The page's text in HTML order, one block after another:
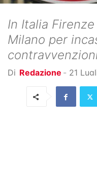
In Italia
Milano per
Di Redazione - 21